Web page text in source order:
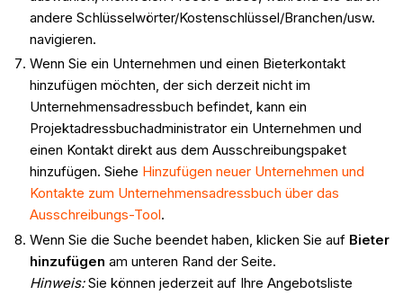
andere Schlüsselwörter/Kostenschlüssel/Branchen/usw.
navigieren.
Wenn Sie ein Unternehmen und einen Bieterkontakt
hinzufügen möchten, der sich derzeit nicht im
Unternehmensadressbuch befindet, kann ein
Projektadressbuchadministrator ein Unternehmen und
einen Kontakt direkt aus dem Ausschreibungspaket
hinzufügen. Siehe Hinzufügen neuer Unternehmen und
Kontakte zum Unternehmensadressbuch über das
Ausschreibungs-Tool.
Wenn Sie die Suche beendet haben, klicken Sie auf Bieter
hinzufügen am unteren Rand der Seite.
Hinweis:Sie können jederzeit auf Ihre Angebotsliste